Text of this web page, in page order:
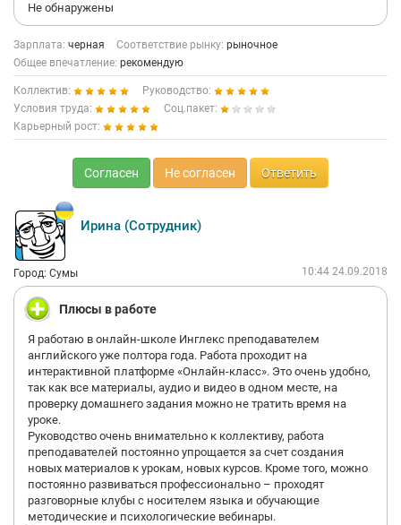
Не обнаружены
Зарплата: черная Соответствие рынку: рыночное
Общее впечатление: рекомендую
Коллектив:
Руководство:
Условия труда:
Соц.пакет:
Карьерный рост:
Согласен Не согласен Ответить
Ирина (Сотрудник)
Город: Сумы 10:44 24.09.2018
Плюсы в работе
Я работаю в онлайн-школе Инглекс преподавателем
английского уже полтора года. Работа проходит на
интерактивной платформе «Онлайн-класс». Это очень удобно,
так как все материалы, аудио и видео в одном месте, на
проверку домашнего задания можно не тратить время на
уроке.
Руководство очень внимательно к коллективу, работа
преподавателей постоянно упрощается за счет создания
новых материалов к урокам, новых курсов. Кроме того, можно
постоянно развиваться профессионально – проходят
разговорные клубы с носителем языка и обучающие
методические и психологические вебинары.